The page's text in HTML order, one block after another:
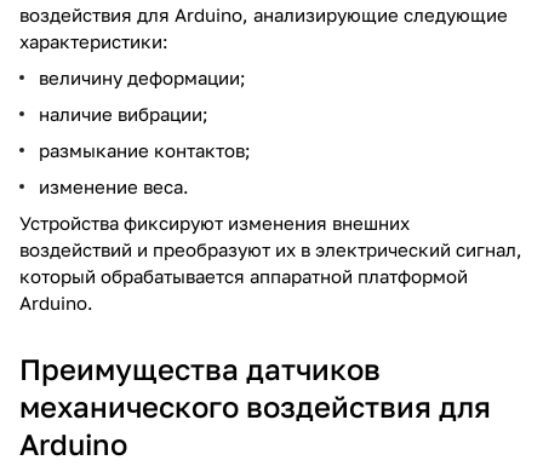
воздействия для Arduino, анализирующие следующие
характеристики:
величину деформации;
наличие вибрации;
размыкание контактов;
изменение веса.
Устройства фиксируют изменения внешних
воздействий и преобразуют их в электрический сигнал,
который обрабатывается аппаратной платформой
Arduino.
Преимущества датчиков
механического воздействия для
Arduino